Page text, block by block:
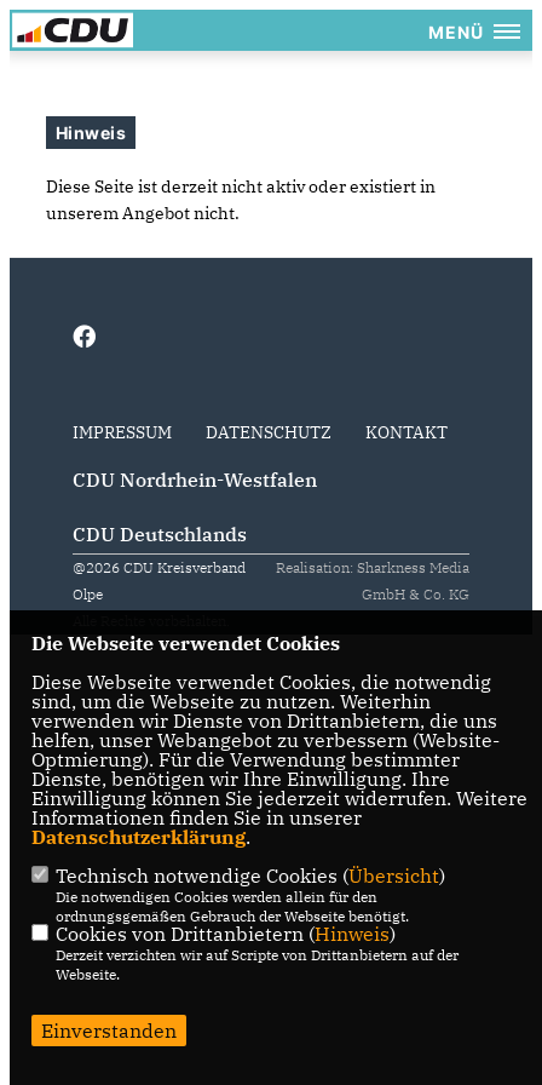
MENÜ
Hinweis
Diese Seite ist derzeit nicht aktiv oder existiert in
unserem Angebot nicht.
IMPRESSUM DATENSCHUTZ KONTAKT
CDU Nordrhein-Westfalen
CDU Deutschlands
@2026 CDU Kreisverband
Olpe
Realisation: Sharkness Media
GmbH & Co. KG
Die Webseite verwendet Cookies
Diese Webseite verwendet Cookies, die notwendig
sind, um die Webseite zu nutzen. Weiterhin
verwenden wir Dienste von Drittanbietern, die uns
helfen, unser Webangebot zu verbessern (Website-
Optmierung). Für die Verwendung bestimmter
Dienste, benötigen wir Ihre Einwilligung. Ihre
Einwilligung können Sie jederzeit widerrufen. Weitere
Informationen finden Sie in unserer
Datenschutzerklärung.
Technisch notwendige Cookies (Übersicht)
Die notwendigen Cookies werden allein für den
ordnungsgemäßen Gebrauch der Webseite benötigt.
Cookies von Drittanbietern (Hinweis)
Derzeit verzichten wir auf Scripte von Drittanbietern auf der
Webseite.
Einverstanden